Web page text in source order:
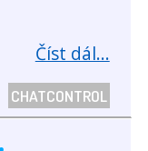
Číst dál...
CHATCONTROL